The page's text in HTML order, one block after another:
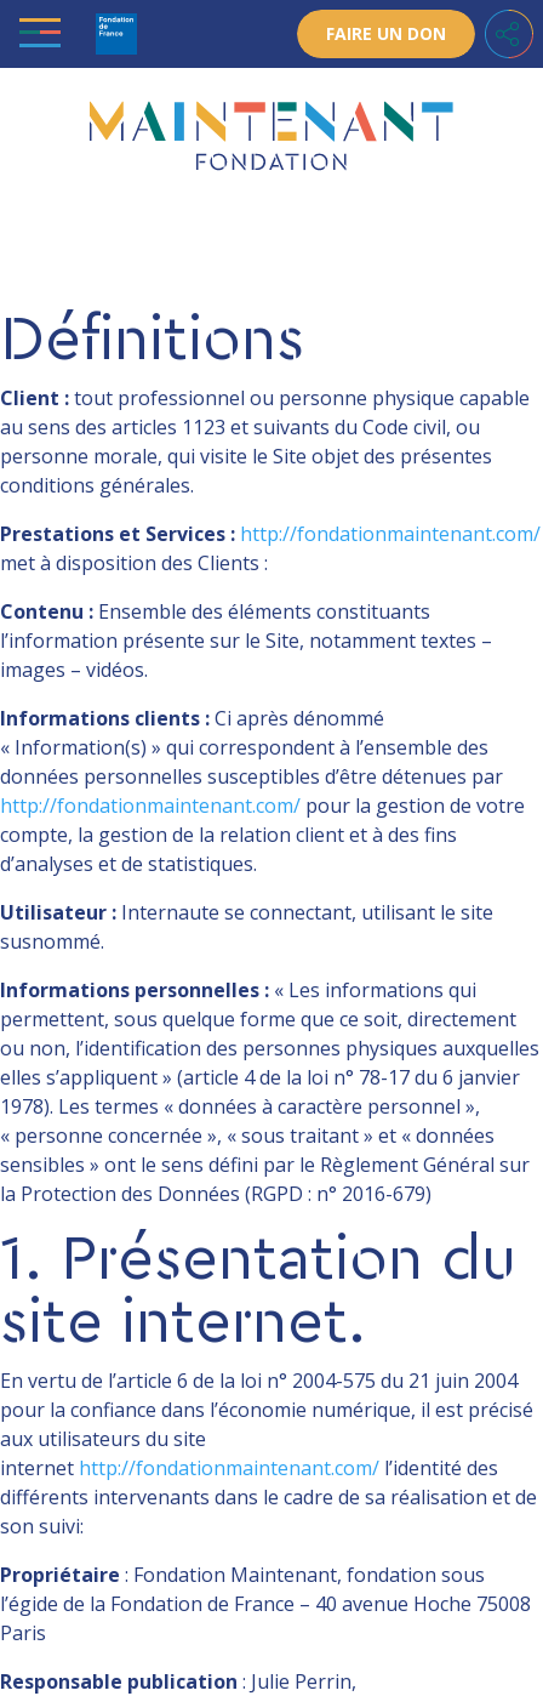
Skip
content
FAIRE UN DON
Définitions
Client :tout professionnel ou personne physique capable
au sens des articles 1123 et suivants du Code civil, ou
personne morale, qui visite le Site objet des présentes
conditions générales.
Prestations et Services : http://fondationmaintenant.com/
met à disposition des Clients :
Contenu : Ensemble des éléments constituants
l’information présente sur le Site, notamment textes –
images – vidéos.
Informations clients :Ci après dénommé
« Information(s) » qui correspondent à l’ensemble des
données personnelles susceptibles d’être détenues par
http://fondationmaintenant.com/ pour la gestion de votre
compte, la gestion de la relation client et à des fins
d’analyses et de statistiques.
Utilisateur : Internaute se connectant, utilisant le site
susnommé.
Informations personnelles : « Les informations qui
permettent, sous quelque forme que ce soit, directement
ou non, l’identification des personnes physiques auxquelles
elles s’appliquent » (article 4 de la loi n° 78-17 du 6 janvier
1978). Les termes « données à caractère personnel »,
« personne concernée », « sous traitant » et « données
sensibles » ont le sens défini par le Règlement Général sur
la Protection des Données (RGPD : n° 2016-679)
1. Présentation du
site internet.
En vertu de l’article 6 de la loi n° 2004-575 du 21 juin 2004
pour la confiance dans l’économie numérique, il est précisé
aux utilisateurs du site
internet http://fondationmaintenant.com/ l’identité des
différents intervenants dans le cadre de sa réalisation et de
son suivi:
Propriétaire : Fondation Maintenant, fondation sous
l’égide de la Fondation de France – 40 avenue Hoche 75008
Paris
Responsable publication : Julie Perrin,